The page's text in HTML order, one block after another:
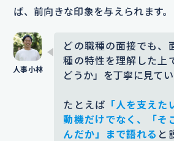
ば、前向きな印象を与えられます。
どの職種の面接でも、
種の特性を理解した上
どうか」を丁寧に見てい
たとえば 「人を支え
動機だけでなく、「そ
んだか」まで語れる と